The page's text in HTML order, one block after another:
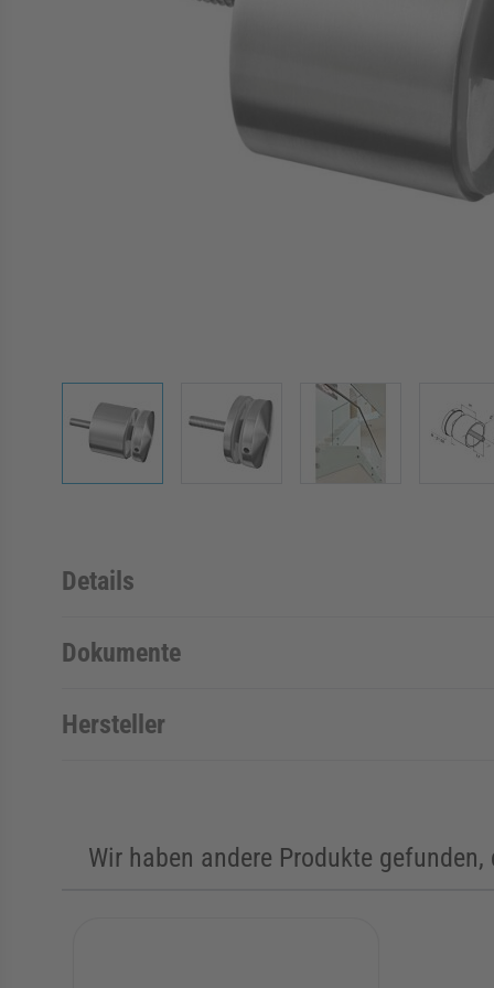
View larger imageView larger imageView larger image
Details
Dokumente
Hersteller
Wir haben andere Produkte